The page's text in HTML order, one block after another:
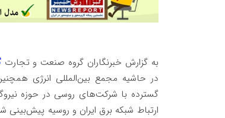
به گزارش خبرنگاران گروه صنعت و تجارت
در حاشیه مجمع بین‌المللی انرژی همچنین از
گسترده با شرکت‌های روسی در حوزه
ارتباط شبکه برق ایران و روسیه